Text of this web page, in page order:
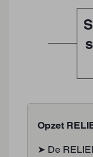
Opzet
➤ De